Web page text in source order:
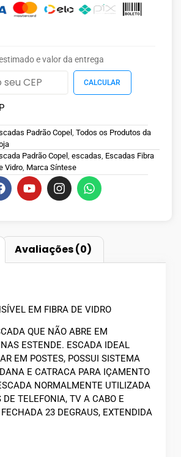
e valor da entrega
Padrão Copel Todos os Produtos da
Padrão Copel escadas Escadas Fibra
Vidro Marca Síntese
Avaliações (0)
EM FIBRA DE VIDRO
QUE NÃO ABRE EM
ESTENDE. ESCADA IDEAL
EM POSTES, POSSUI SISTEMA
E CATRACA PARA IÇAMENTO
NORMALMENTE UTILIZADA
DE TELEFONIA, TV A CABO E
23 DEGRAUS, EXTENDIDA